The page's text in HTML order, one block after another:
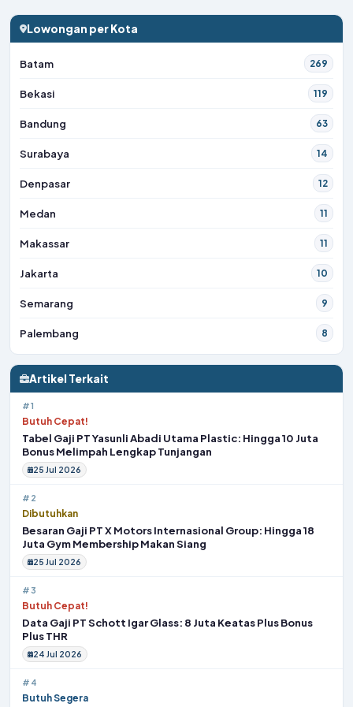
Lowongan per Kota
Batam 269
Bekasi 119
Bandung 63
Surabaya 14
Denpasar 12
Medan 11
Makassar 11
Jakarta 10
Semarang 9
Palembang 8
Artikel Terkait
#1
Butuh Cepat!
Tabel Gaji PT Yasunli Abadi Utama Plastic: Hingga 10 Juta
Bonus Melimpah Lengkap Tunjangan
25 Jul 2026
#2
Dibutuhkan
Besaran Gaji PT X Motors Internasional Group: Hingga 18
Juta Gym Membership Makan Siang
25 Jul 2026
#3
Butuh Cepat!
Data Gaji PT Schott Igar Glass: 8 Juta Keatas Plus Bonus
Plus THR
24 Jul 2026
#4
Butuh Segera